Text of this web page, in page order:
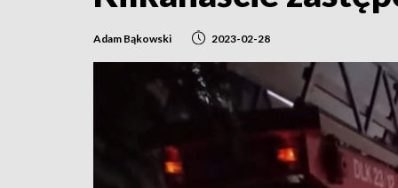
Adam Bąkowski 2023-02-28